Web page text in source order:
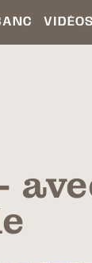
VIDÉOS